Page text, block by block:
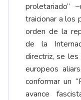
proletariado”
traicionar a los
orden de la
de la
directriz, se
europeos
conformar un
avance